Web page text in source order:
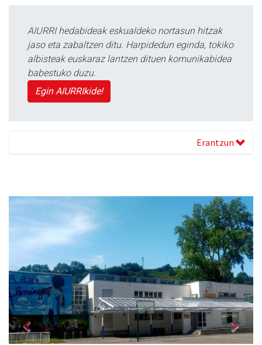
AIURRI hedabideak eskualdeko nortasun hitzak
jaso eta zabaltzen ditu. Harpidedun eginda, tokiko
albisteak euskaraz lantzen dituen komunikabidea
babestuko duzu.
Egin AIURRIkide!
Erantzun
Previous Next